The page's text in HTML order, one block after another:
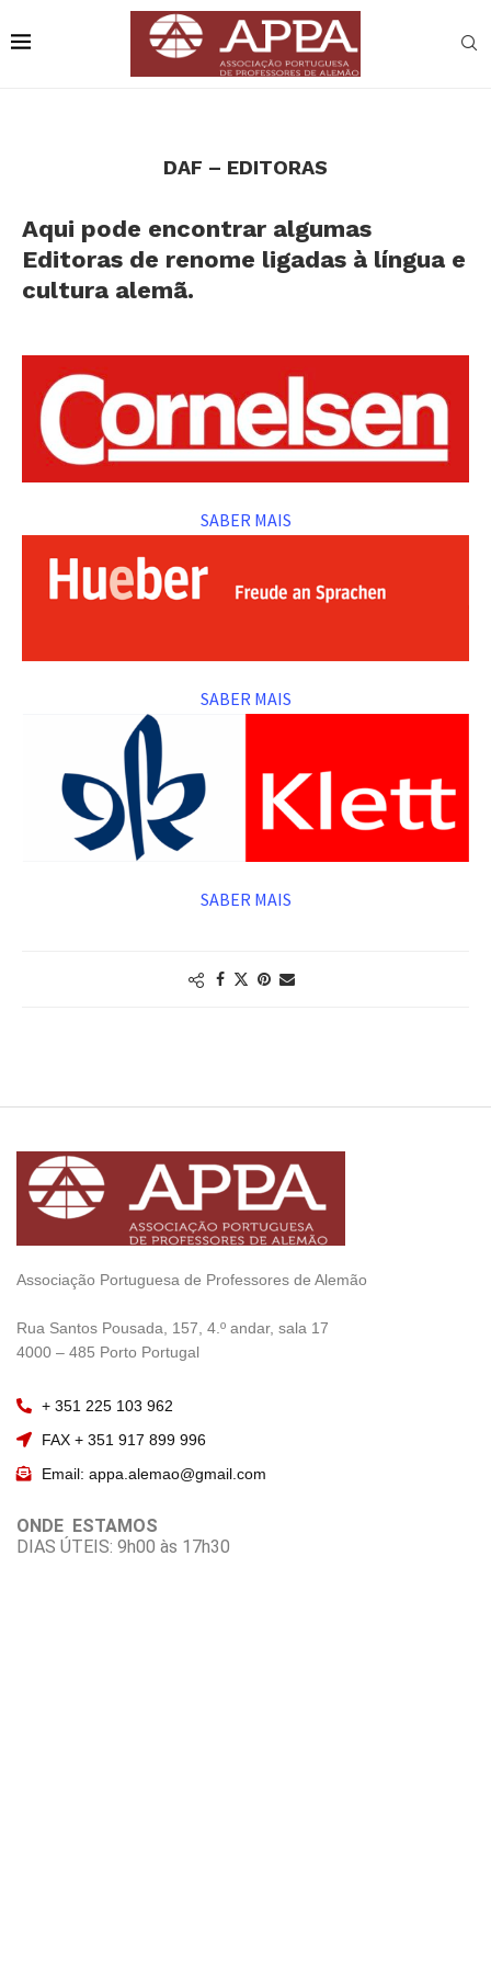
DAF – EDITORAS
Aqui pode encontrar algumas
Editoras de renome ligadas à língua e
cultura alemã.
SABER MAIS
SABER MAIS
SABER MAIS
Associação Portuguesa de Professores de Alemão
Rua Santos Pousada, 157, 4.º andar, sala 17
4000 – 485 Porto Portugal
+ 351 225 103 962
FAX + 351 917 899 996
Email: appa.alemao@gmail.com
ONDE ESTAMOS
DIAS ÚTEIS: 9h00 às 17h30